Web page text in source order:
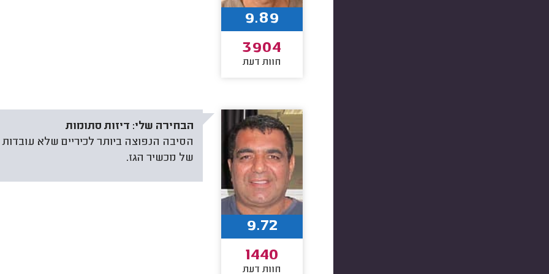
9.89
3904
חוות דעת
הבחירה שלי: דיזות סתומות
הסיבה הנפוצה ביותר לכיריים שלא עובדות
של מכשיר הגז.
9.72
1440
חוות דעת